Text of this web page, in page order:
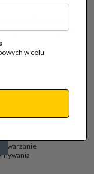
do wiedzy,
firm z rynku
w celu